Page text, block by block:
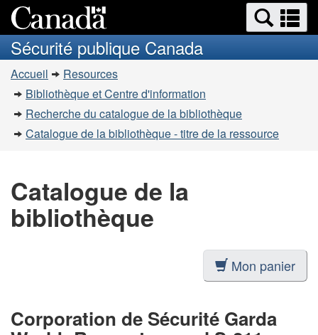
au
contenu
à
la
simplifiée
Recherche
et
menus
et
Sécurité publique Canada
Vous
êtes
ici
Accueil
Resources
Bibliothèque et Centre d'information
Recherche du catalogue de la bibliothèque
Catalogue de la bibliothèque - titre de la ressource
Catalogue de la
bibliothèque
Mon panier
Corporation de Sécurité Garda